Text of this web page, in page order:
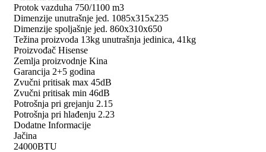
Protok vazduha 750/1100 m3
Dimenzije unutrašnje jed. 1085x315x235
Dimenzije spoljašnje jed. 860x310x650
Težina proizvoda 13kg unutrašnja jedinica, 41kg
Proizvođač Hisense
Zemlja proizvodnje Kina
Garancija 2+5 godina
Zvučni pritisak max 45dB
Zvučni pritisak min 46dB
Potrošnja pri grejanju 2.15
Potrošnja pri hlađenju 2.23
Dodatne Informacije
Jačina
24000BTU